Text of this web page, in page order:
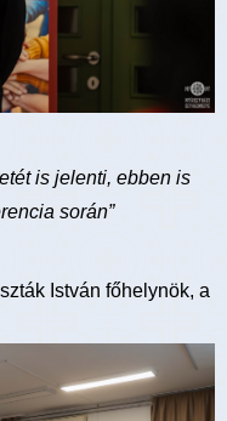
is jelenti, ebben is
során”
István főhelynök, a